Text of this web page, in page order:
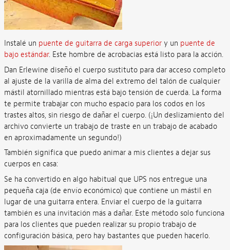
Instalé un puente de guitarra de carga superiory un puente de
bajo estándar. Este hombre de acrobacias está listo para la acción.
Dan Erlewine diseñó el cuerpo sustituto para dar acceso completo
al ajuste de la varilla de alma del extremo del talón de cualquier
mástil atornillado mientras está bajo tensión de cuerda. La forma
te permite trabajar con mucho espacio para los codos en los
trastes altos, sin riesgo de dañar el cuerpo. (¡Un deslizamiento del
archivo convierte un trabajo de traste en un trabajo de acabado
en aproximadamente un segundo!)
También significa que puedo animar a mis clientes a dejar sus
cuerpos en casa:
Se ha convertido en algo habitual que UPS nos entregue una
pequeña caja (de envío económico) que contiene un mástil en
lugar de una guitarra entera. Enviar el cuerpo de la guitarra
también es una invitación más a dañar. Este método solo funciona
para los clientes que pueden realizar su propio trabajo de
configuración básica, pero hay bastantes que pueden hacerlo.